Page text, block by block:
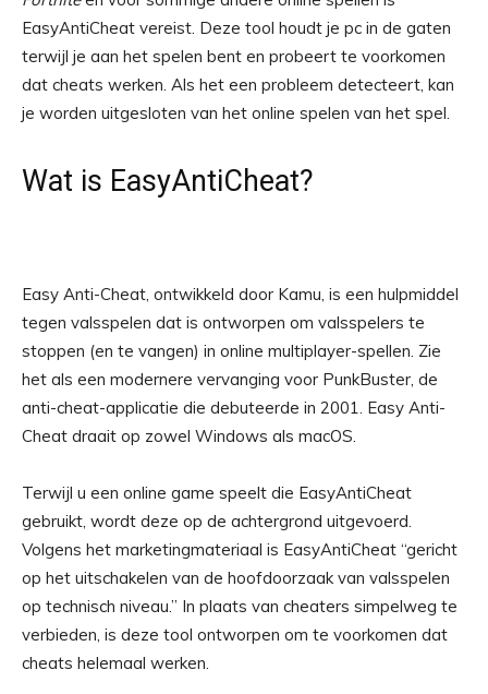
EasyAntiCheat vereist. Deze tool houdt je pc in de gaten
terwijl je aan het spelen bent en probeert te voorkomen
dat cheats werken. Als het een probleem detecteert, kan
je worden uitgesloten van het online spelen van het spel.
Wat is EasyAntiCheat?
Easy Anti-Cheat, ontwikkeld door Kamu, is een hulpmiddel
tegen valsspelen dat is ontworpen om valsspelers te
stoppen (en te vangen) in online multiplayer-spellen. Zie
het als een modernere vervanging voor PunkBuster, de
anti-cheat-applicatie die debuteerde in 2001. Easy Anti-
Cheat draait op zowel Windows als macOS.
Terwijl u een online game speelt die EasyAntiCheat
gebruikt, wordt deze op de achtergrond uitgevoerd.
Volgens het marketingmateriaal is EasyAntiCheat “gericht
op het uitschakelen van de hoofdoorzaak van valsspelen
op technisch niveau.” In plaats van cheaters simpelweg te
verbieden, is deze tool ontworpen om te voorkomen dat
cheats helemaal werken.